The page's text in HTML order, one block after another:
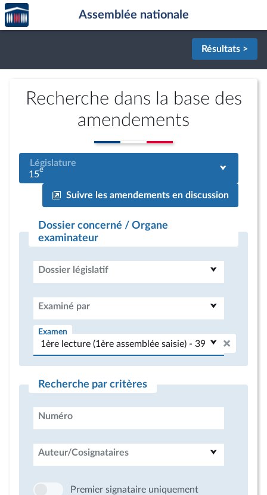
Aller au contenu
Aller en bas de la page
Accèder
à la
page
Assemblée nationale
Résultats >
Recherche dans la base des
amendements
Législature
15e
Suivre les amendements en discussion
Dossier concerné / Organe
examinateur
Dossier législatif
Examiné par
Examen
Recherche par critères
Numéro
Auteur/Cosignataires
Premier signataire uniquement